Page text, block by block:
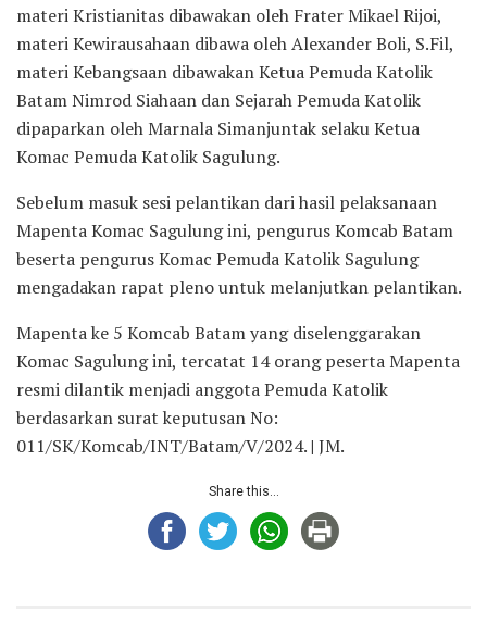
materi Kristianitas dibawakan oleh Frater Mikael Rijoi,
materi Kewirausahaan dibawa oleh Alexander Boli, S.Fil,
materi Kebangsaan dibawakan Ketua Pemuda Katolik
Batam Nimrod Siahaan dan Sejarah Pemuda Katolik
dipaparkan oleh Marnala Simanjuntak selaku Ketua
Komac Pemuda Katolik Sagulung.
Sebelum masuk sesi pelantikan dari hasil pelaksanaan
Mapenta Komac Sagulung ini, pengurus Komcab Batam
beserta pengurus Komac Pemuda Katolik Sagulung
mengadakan rapat pleno untuk melanjutkan pelantikan.
Mapenta ke 5 Komcab Batam yang diselenggarakan
Komac Sagulung ini, tercatat 14 orang peserta Mapenta
resmi dilantik menjadi anggota Pemuda Katolik
berdasarkan surat keputusan No:
011/SK/Komcab/INT/Batam/V/2024.| JM.
Share this...